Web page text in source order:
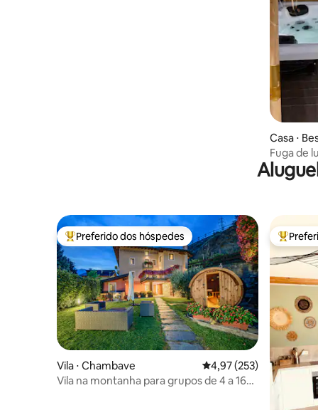
Casa ⋅
Fuga de
Entre os melhores preferidos dos hóspedes
Preferido dos hóspedes
Vila ⋅ Chambave 4,97 de uma avaliação
4,97 (253)
Vila na montanha para grupos de 4 a 16
Entre